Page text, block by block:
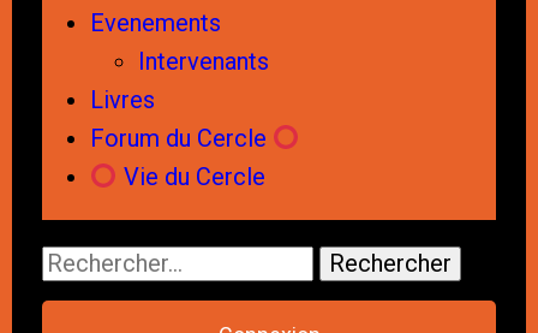
Evenements
Intervenants
Livres
Forum du Cercle
Vie du Cercle
Rechercher :